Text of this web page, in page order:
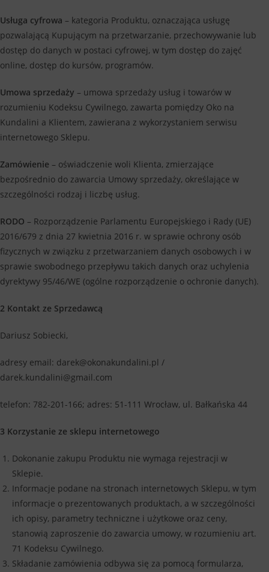
Usługa cyfrowa – kategoria Produktu, oznaczająca usługę
pozwalającą Kupującym na przetwarzanie, przechowywanie lub
dostęp do danych w postaci cyfrowej, w tym dostęp do zajęć
online, dostęp do kursów, programów.
Umowa sprzedaży – umowa sprzedaży usług i towarów w
rozumieniu Kodeksu Cywilnego, zawarta pomiędzy Oko na
Kundalini a Klientem, zawierana z wykorzystaniem serwisu
internetowego Sklepu.
Zamówienie – oświadczenie woli Klienta, zmierzające
bezpośrednio do zawarcia Umowy sprzedaży, określające w
szczególności rodzaj i liczbę usług.
RODO – Rozporządzenie Parlamentu Europejskiego i Rady (UE)
2016/679 z dnia 27 kwietnia 2016 r. w sprawie ochrony osób
fizycznych w związku z przetwarzaniem danych osobowych i w
sprawie swobodnego przepływu takich danych oraz uchylenia
dyrektywy 95/46/WE (ogólne rozporządzenie o ochronie danych).
2 Kontakt ze Sprzedawcą
Dariusz Sobiecki,
adresy email: darek@okonakundalini.pl /
darek.kundalini@gmail.com
telefon: 782-201-166; adres: 51-111 Wrocław, ul. Bałkańska 44
3 Korzystanie ze sklepu internetowego
Dokonanie zakupu Produktu nie wymaga rejestracji w
Sklepie.
Informacje podane na stronach internetowych Sklepu, w tym
informacje o prezentowanych produktach, a w szczególności
ich opisy, parametry techniczne i użytkowe oraz ceny,
stanowią zaproszenie do zawarcia umowy, w rozumieniu art.
71 Kodeksu Cywilnego.
Składanie zamówienia odbywa się za pomocą formularza,